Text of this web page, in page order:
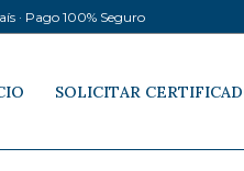
· Pago 100% Seguro
SOLICITAR